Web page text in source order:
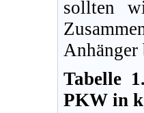
sollten
Anhänger
Tabelle
PKW in